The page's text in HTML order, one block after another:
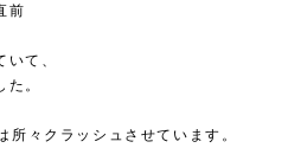
前
て、
。
々クラッシュさせています。